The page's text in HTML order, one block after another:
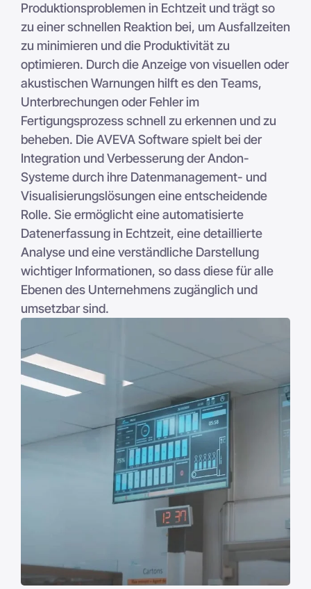
Produktionsproblemen in Echtzeit und trägt so
zu einer schnellen Reaktion bei, um Ausfallzeiten
zu minimieren und die Produktivität zu
optimieren. Durch die Anzeige von visuellen oder
akustischen Warnungen hilft es den Teams,
Unterbrechungen oder Fehler im
Fertigungsprozess schnell zu erkennen und zu
beheben. Die AVEVA Software spielt bei der
Integration und Verbesserung der Andon-
Systeme durch ihre Datenmanagement- und
Visualisierungslösungen eine entscheidende
Rolle. Sie ermöglicht eine automatisierte
Datenerfassung in Echtzeit, eine detaillierte
Analyse und eine verständliche Darstellung
wichtiger Informationen, so dass diese für alle
Ebenen des Unternehmens zugänglich und
umsetzbar sind.